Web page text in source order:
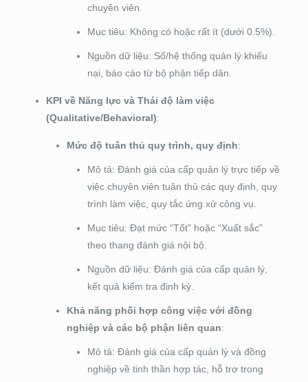
chuyên viên.
Mục tiêu: Không có hoặc rất ít (dưới 0.5%).
Nguồn dữ liệu: Sổ/hệ thống quản lý khiếu
nại, báo cáo từ bộ phận tiếp dân.
KPI về Năng lực và Thái độ làm việc
(Qualitative/Behavioral):
Mức độ tuân thủ quy trình, quy định:
Mô tả: Đánh giá của cấp quản lý trực tiếp về
việc chuyên viên tuân thủ các quy định, quy
trình làm việc, quy tắc ứng xử công vụ.
Mục tiêu: Đạt mức “Tốt” hoặc “Xuất sắc”
theo thang đánh giá nội bộ.
Nguồn dữ liệu: Đánh giá của cấp quản lý,
kết quả kiểm tra định kỳ.
Khả năng phối hợp công việc với đồng
nghiệp và các bộ phận liên quan:
Mô tả: Đánh giá của cấp quản lý và đồng
nghiệp về tinh thần hợp tác, hỗ trợ trong